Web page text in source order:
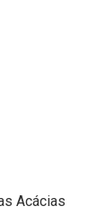
Acácias